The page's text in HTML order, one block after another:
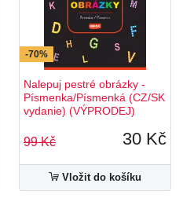
-70%
Nalepuj pestré obrázky -
Písmenka/Písmenká (CZ/SK
vydanie) (VÝPRODEJ)
99 Kč 30 Kč
Vložit do košíku